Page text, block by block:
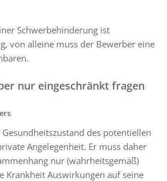
Schwerbehinderung ist
von alleine muss der Bewerber eine
nur eingeschränkt fragen
des potentiellen
Angelegenheit. Er muss daher
nur (wahrheitsgemäß)
Krankheit Auswirkungen auf seine